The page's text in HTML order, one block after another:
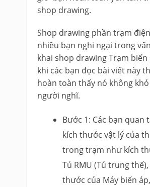
shop drawing.
Shop drawing phần trạm
nhiều bạn nghi ngại trong
khai shop drawing Trạm
khi các bạn đọc bài viết này
hoàn toàn thấy nó không
người nghĩ.
Bước 1: Các bạn quan
kích thước vật lý của
trong trạm như kích
Tủ RMU (Tủ trung thế),
thước của Máy biến